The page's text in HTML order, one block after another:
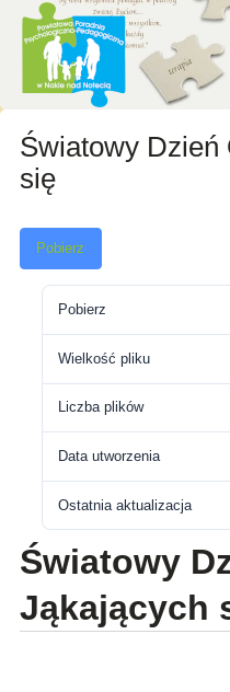
Światowy Dzień
się
Pobierz
Pobierz
Wielkość pliku
Liczba plików
Data utworzenia
Ostatnia aktualizacja
Światowy
Jąkających